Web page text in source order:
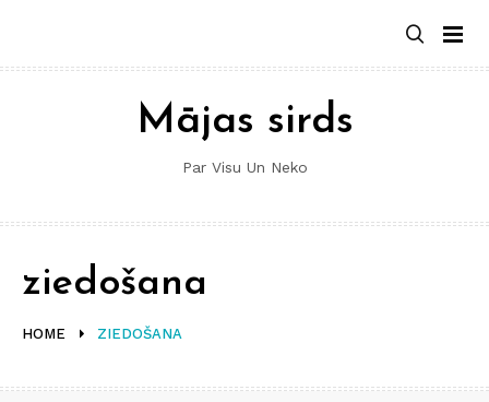
content
Mājas sirds
Par Visu Un Neko
HOME ZIEDOŠANA
ziedošana